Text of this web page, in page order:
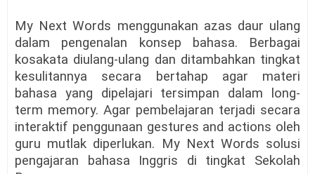
My Next Words menggunakan azas daur ulang
dalam pengenalan konsep bahasa. Berbagai
kosakata diulang-ulang dan ditambahkan tingkat
kesulitannya secara bertahap agar materi
bahasa yang dipelajari tersimpan dalam long-
term memory. Agar pembelajaran terjadi secara
interaktif penggunaan gestures and actions oleh
guru mutlak diperlukan. My Next Words solusi
pengajaran bahasa Inggris di tingkat Sekolah